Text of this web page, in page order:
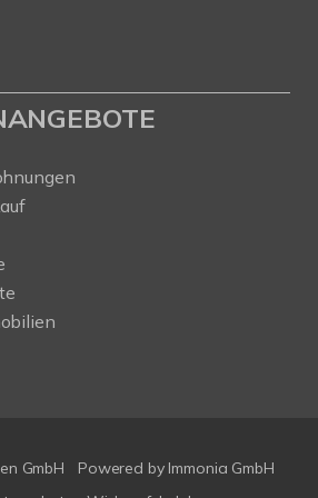
GmbH Powered by Immonia GmbH